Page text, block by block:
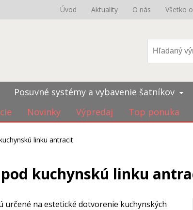
Úvod Aktuality O nás Všetko
Posuvné systémy a vybavenie šatníkov
Novinky Výpredaj Top ponuka
linku antracit
pod kuchynskú linku
určené na estetické dotvorenie kuchynských